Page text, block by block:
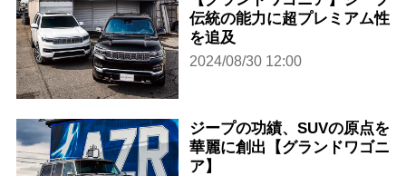
伝統の能力に超プレミアム性
を追及
2024/08/30 12:00
ジープの功績、SUVの原点を
華麗に創出【グランドワゴニ
ア】